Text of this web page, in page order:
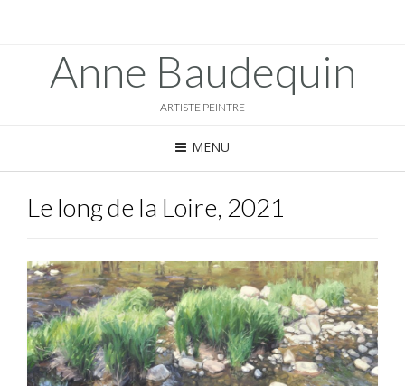
Anne Baudequin
ARTISTE PEINTRE
MENU
Le long de la Loire, 2021